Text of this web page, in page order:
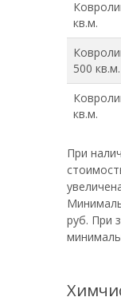
кв.м.
500 кв.м.
кв.м.
При
руб. При